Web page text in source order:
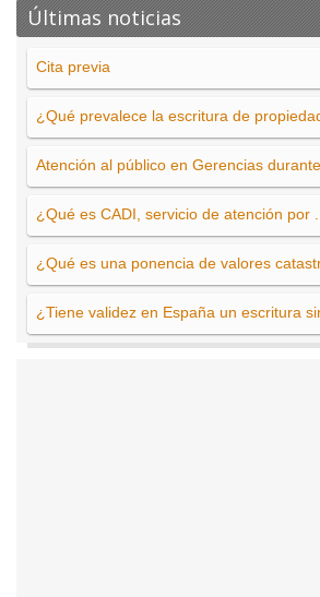
Últimas noticias
Cita previa
¿Qué prevalece la escritura de
Atención al público en Gerencias
¿Qué es CADI, servicio de atención por
¿Qué es una ponencia de valores
¿Tiene validez en España un escritura